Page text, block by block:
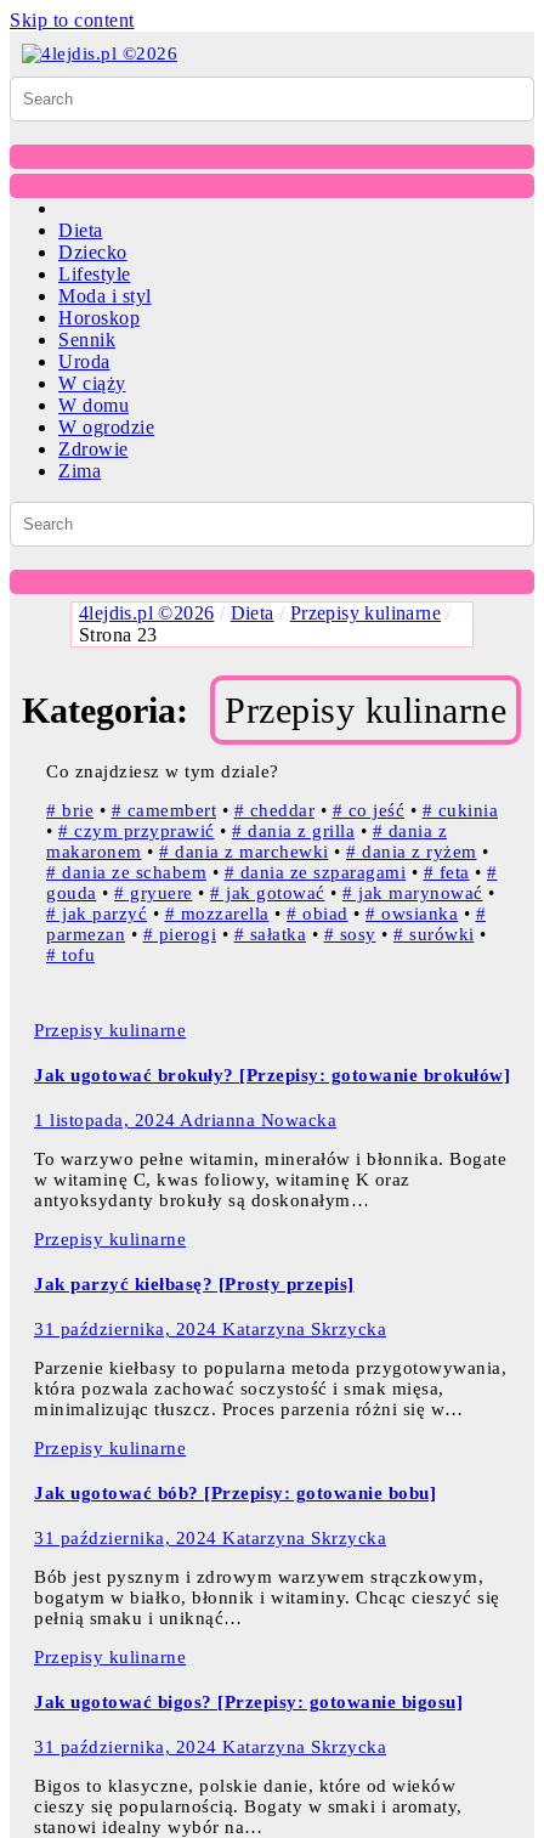
Skip to content
Dieta
Dziecko
Lifestyle
Moda i styl
Horoskop
Sennik
Uroda
W ciąży
W domu
W ogrodzie
Zdrowie
Zima
4lejdis.pl ©2026 / Dieta / Przepisy kulinarne /
Strona 23
Kategoria: Przepisy kulinarne
Co znajdziesz w tym dziale?
# brie • # camembert • # cheddar • # co jeść • # cukinia
• # czym przyprawić • # dania z grilla • # dania z
makaronem • # dania z marchewki • # dania z ryżem •
# dania ze schabem • # dania ze szparagami • # feta • #
gouda • # gryuere • # jak gotować • # jak marynować •
# jak parzyć • # mozzarella • # obiad • # owsianka • #
parmezan • # pierogi • # sałatka • # sosy • # surówki •
# tofu
Przepisy kulinarne
Jak ugotować brokuły? [Przepisy: gotowanie brokułów]
1 listopada, 2024 Adrianna Nowacka
To warzywo pełne witamin, minerałów i błonnika. Bogate
w witaminę C, kwas foliowy, witaminę K oraz
antyoksydanty brokuły są doskonałym…
Przepisy kulinarne
Jak parzyć kiełbasę? [Prosty przepis]
31 października, 2024 Katarzyna Skrzycka
Parzenie kiełbasy to popularna metoda przygotowywania,
która pozwala zachować soczystość i smak mięsa,
minimalizując tłuszcz. Proces parzenia różni się w…
Przepisy kulinarne
Jak ugotować bób? [Przepisy: gotowanie bobu]
31 października, 2024 Katarzyna Skrzycka
Bób jest pysznym i zdrowym warzywem strączkowym,
bogatym w białko, błonnik i witaminy. Chcąc cieszyć się
pełnią smaku i uniknąć…
Przepisy kulinarne
Jak ugotować bigos? [Przepisy: gotowanie bigosu]
31 października, 2024 Katarzyna Skrzycka
Bigos to klasyczne, polskie danie, które od wieków
cieszy się popularnością. Bogaty w smaki i aromaty,
stanowi idealny wybór na…